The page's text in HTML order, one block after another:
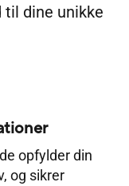
dine unikke
opfylder din
og sikrer